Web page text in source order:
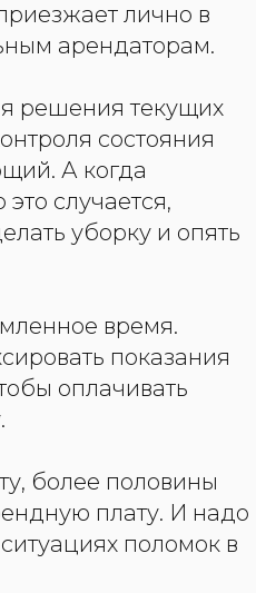
лично в
арендаторам.
решения текущих
состояния
А когда
случается,
уборку и опять
время.
показания
оплачивать
более половины
плату. И надо
поломок в